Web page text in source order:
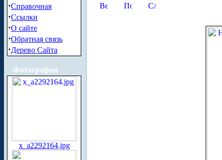
·Справочная
·Ссылки
·О сайте
·Обратная связь
·Дерево Сайта
Фотографии
x_a2292164.jpg